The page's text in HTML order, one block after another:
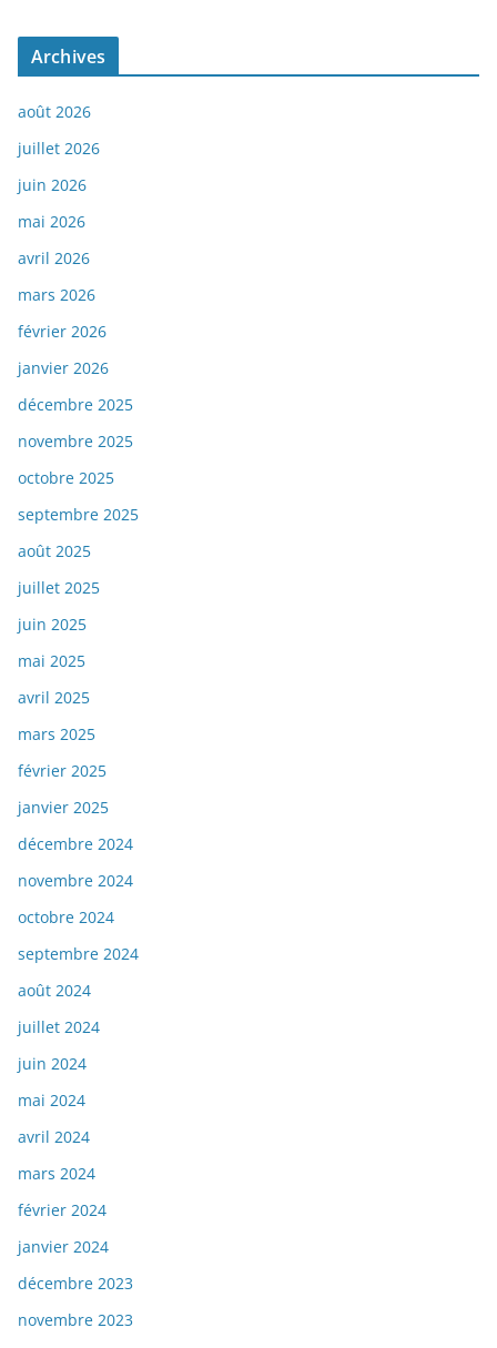
Archives
août 2026
juillet 2026
juin 2026
mai 2026
avril 2026
mars 2026
février 2026
janvier 2026
décembre 2025
novembre 2025
octobre 2025
septembre 2025
août 2025
juillet 2025
juin 2025
mai 2025
avril 2025
mars 2025
février 2025
janvier 2025
décembre 2024
novembre 2024
octobre 2024
septembre 2024
août 2024
juillet 2024
juin 2024
mai 2024
avril 2024
mars 2024
février 2024
janvier 2024
décembre 2023
novembre 2023